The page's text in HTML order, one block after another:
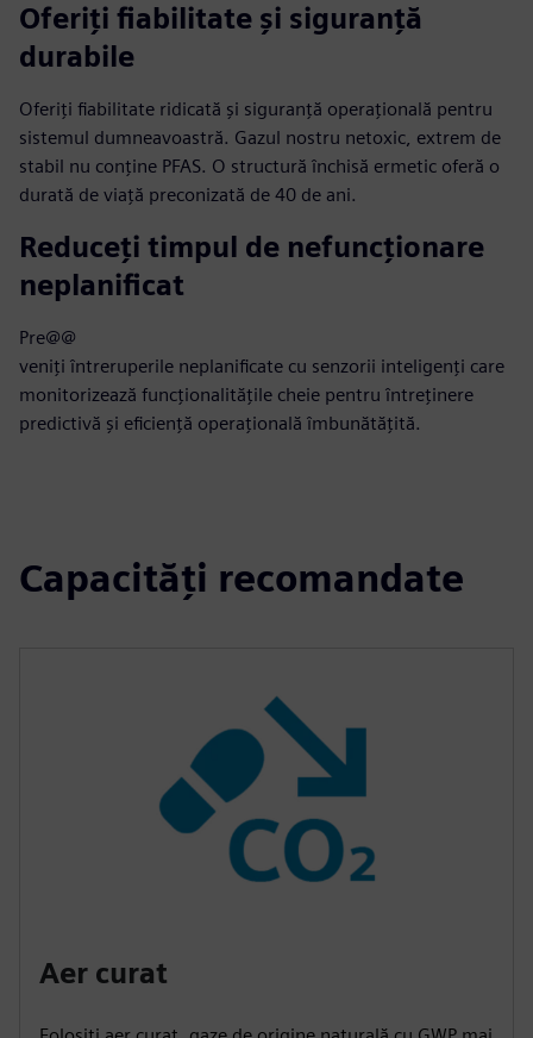
Oferiți fiabilitate și siguranță
durabile
Oferiți fiabilitate ridicată și siguranță operațională pentru
sistemul dumneavoastră. Gazul nostru netoxic, extrem de
stabil nu conține PFAS. O structură închisă ermetic oferă o
durată de viață preconizată de 40 de ani.
Reduceți timpul de nefuncționare
neplanificat
Pre@@
veniți întreruperile neplanificate cu senzorii inteligenți care
monitorizează funcționalitățile cheie pentru întreținere
predictivă și eficiență operațională îmbunătățită.
Capacități recomandate
Aer curat